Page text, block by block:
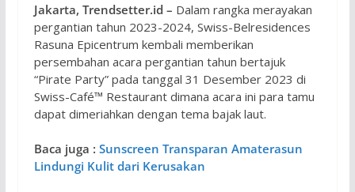
Jakarta, Trendsetter.id – Dalam rangka merayakan
pergantian tahun 2023-2024, Swiss-Belresidences
Rasuna Epicentrum kembali memberikan
persembahan acara pergantian tahun bertajuk
“Pirate Party” pada tanggal 31 Desember 2023 di
Swiss-Café™ Restaurant dimana acara ini para tamu
dapat dimeriahkan dengan tema bajak laut.
Baca juga : Sunscreen Transparan Amaterasun
Lindungi Kulit dari Kerusakan